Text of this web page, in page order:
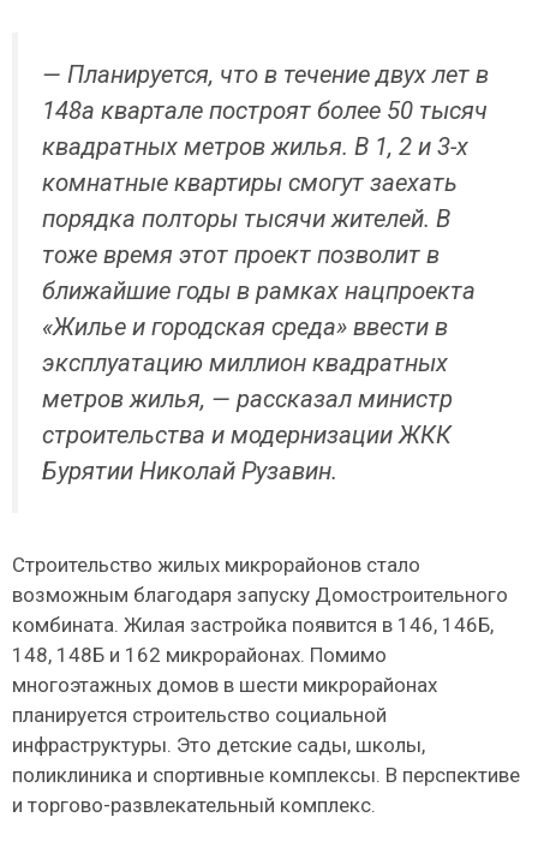
— Планируется, что в течение двух лет в
148а квартале построят более 50 тысяч
квадратных метров жилья. В 1, 2 и 3-х
комнатные квартиры смогут заехать
порядка полторы тысячи жителей. В
тоже время этот проект позволит в
ближайшие годы в рамках нацпроекта
«Жилье и городская среда» ввести в
эксплуатацию миллион квадратных
метров жилья, — рассказал министр
строительства и модернизации ЖКК
Бурятии Николай Рузавин.
Строительство жилых микрорайонов стало
возможным благодаря запуску Домостроительного
комбината. Жилая застройка появится в 146, 146Б,
148, 148Б и 162 микрорайонах. Помимо
многоэтажных домов в шести микрорайонах
планируется строительство социальной
инфраструктуры. Это детские сады, школы,
поликлиника и спортивные комплексы. В перспективе
и торгово-развлекательный комплекс.